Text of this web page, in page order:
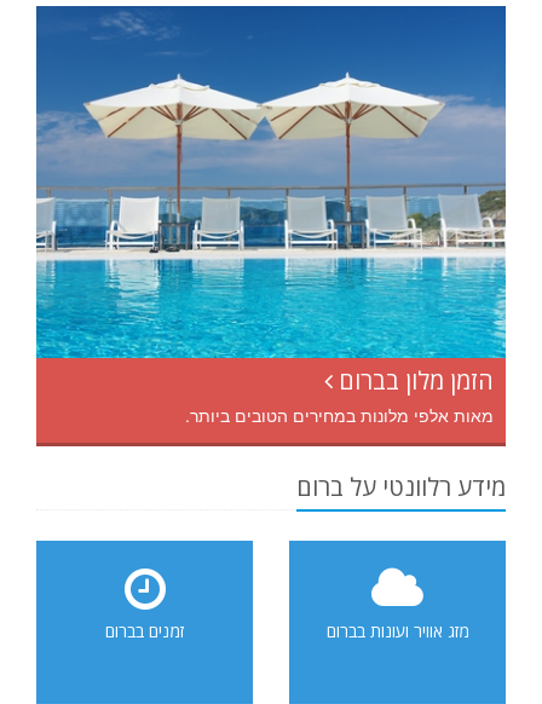
הזמן מלון בברום
מאות אלפי מלונות במחירים הטובים ביותר.
מידע רלוונטי על ברום
מזג אוויר ועונות בברום זמנים בברום